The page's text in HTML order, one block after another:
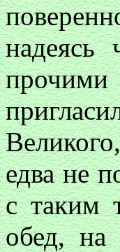
надеясь
едва не
с таким
обед, на